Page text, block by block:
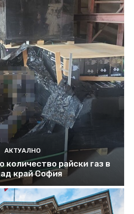
АКТУАЛНО
количество райски газ в
край София